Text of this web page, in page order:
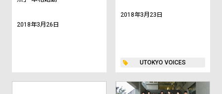
2018年3月26日
2018年3月23日
UTOKYO VOICES